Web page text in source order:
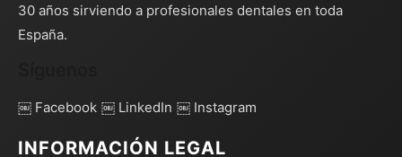
30 años sirviendo a profesionales dentales en toda
España.
￼ Facebook ￼ LinkedIn ￼ Instagram
INFORMACIÓN LEGAL